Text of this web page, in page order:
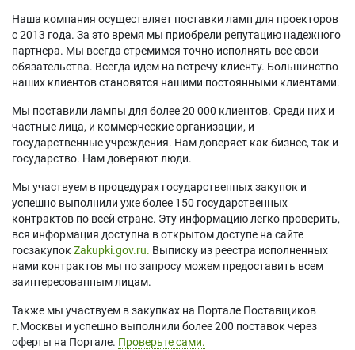
Наша компания осуществляет поставки ламп для проекторов
с 2013 года. За это время мы приобрели репутацию надежного
партнера. Мы всегда стремимся точно исполнять все свои
обязательства. Всегда идем на встречу клиенту. Большинство
наших клиентов становятся нашими постоянными клиентами.
Мы поставили лампы для более 20 000 клиентов. Среди них и
частные лица, и коммерческие организации, и
государственные учреждения. Нам доверяет как бизнес, так и
государство. Нам доверяют люди.
Мы участвуем в процедурах государственных закупок и
успешно выполнили уже более 150 государственных
контрактов по всей стране. Эту информацию легко проверить,
вся информация доступна в открытом доступе на сайте
госзакупок Zakupki.gov.ru. Выписку из реестра исполненных
нами контрактов мы по запросу можем предоставить всем
заинтересованным лицам.
Также мы участвуем в закупках на Портале Поставщиков
г.Москвы и успешно выполнили более 200 поставок через
оферты на Портале. Проверьте сами.